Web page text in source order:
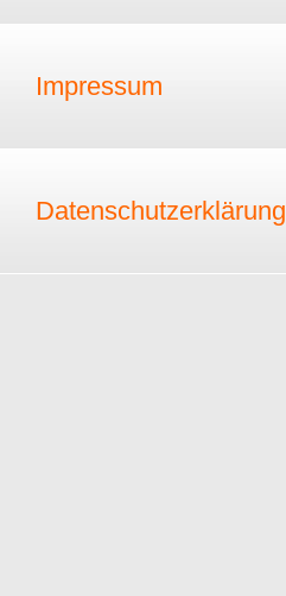
Impressum
Datenschutzerklärung